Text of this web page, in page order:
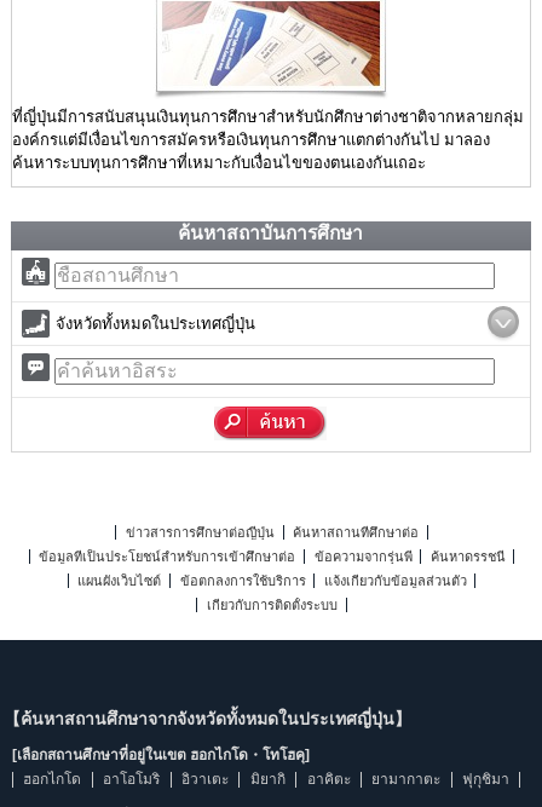
ที่ญี่ปุ่นมีการสนับสนุนเงินทุนการศึกษาสำหรับนักศึกษาต่างชาติจากหลายกลุ่ม
องค์กรแต่มีเงื่อนไขการสมัครหรือเงินทุนการศึกษาแตกต่างกันไป มาลอง
ค้นหาระบบทุนการศึกษาที่เหมาะกับเงื่อนไขของตนเองกันเถอะ
ค้นหาสถาบันการศึกษา
จังหวัดทั้งหมดในประเทศญี่ปุ่น
ข่าวสารการศึกษาต่อญี่ปุ่น
ค้นหาสถานที่ศึกษาต่อ
ข้อมูลที่เป็นประโยชน์สำหรับการเข้าศึกษาต่อ
ข้อความจากรุ่นพี่
ค้นหาดรรชนี
แผนผังเว็บไซต์
ข้อตกลงการใช้บริการ
แจ้งเกี่ยวกับข้อมูลส่วนตัว
เกี่ยวกับการติดตั้งระบบ
【ค้นหาสถานศึกษาจากจังหวัดทั้งหมดในประเทศญี่ปุ่น】
[เลือกสถานศึกษาที่อยู่ในเขต ฮอกไกโด・โทโฮคุ]
ฮอกไกโด
อาโอโมริ อิวาเตะ มิยากิ อาคิตะ ยามากาตะ ฟุกุชิมา